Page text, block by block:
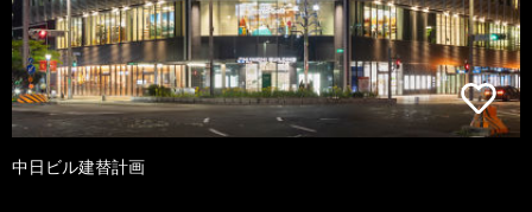
中日ビル建替計画